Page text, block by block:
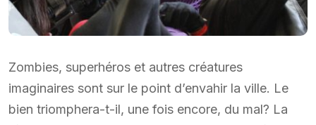
Zombies, superhéros et autres créatures
imaginaires sont sur le point d’envahir la ville. Le
bien triomphera-t-il, une fois encore, du mal? La